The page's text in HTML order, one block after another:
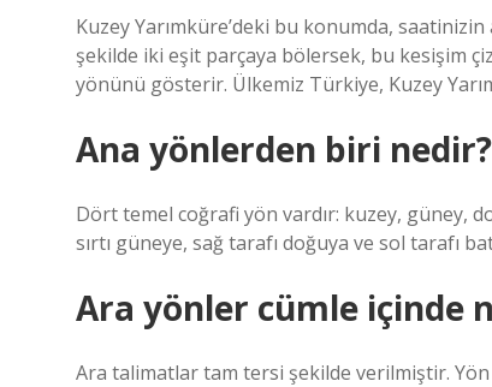
Kuzey Yarımküre’deki bu konumda,
şekilde iki eşit parçaya bölersek, bu kesişim
yönünü gösterir. Ülkemiz Türkiye, Kuzey
Ana yönlerden biri nedir?
Dört temel coğrafi yön vardır: kuzey, güney,
sırtı güneye, sağ tarafı doğuya ve sol tarafı
Ara yönler cümle içinde
Ara talimatlar tam tersi şekilde verilmiştir.